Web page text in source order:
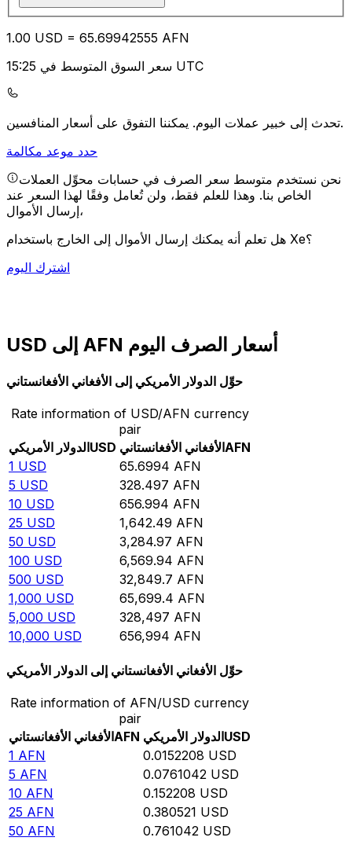
1.00 USD = 65.69942555 AFN
سعر السوق المتوسط في 15:25 UTC
تحدث إلى خبير عملات اليوم.يمكننا التفوق على أسعار المنافسين.
حدد موعد مكالمة
نحن نستخدم متوسط سعر الصرف في حسابات محوِّل العملات
الخاص بنا. وهذا للعلم فقط، ولن تُعامل وفقًا لهذا السعر عند
إرسال الأموال،
هل تعلم أنه يمكنك إرسال الأموال إلى الخارج باستخدام Xe؟
اشترك اليوم
USD إلى AFN أسعار الصرف اليوم
حوِّل الدولار الأمريكي إلى الأفغاني الأفغانستاني
Rate information of USD/AFN currency
pair
الدولار الأمريكيUSD الأفغاني الأفغانستانيAFN
1 USD 65.6994 AFN
5 USD 328.497 AFN
10 USD 656.994 AFN
25 USD 1,642.49 AFN
50 USD 3,284.97 AFN
100 USD 6,569.94 AFN
500 USD 32,849.7 AFN
1,000 USD 65,699.4 AFN
5,000 USD 328,497 AFN
10,000 USD 656,994 AFN
حوِّل الأفغاني الأفغانستاني إلى الدولار الأمريكي
Rate information of AFN/USD currency
pair
الأفغاني الأفغانستانيAFN الدولار الأمريكيUSD
1 AFN 0.0152208 USD
5 AFN 0.0761042 USD
10 AFN 0.152208 USD
25 AFN 0.380521 USD
50 AFN 0.761042 USD